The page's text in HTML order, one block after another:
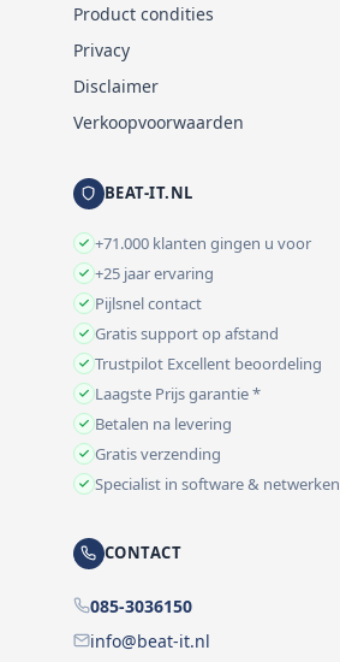
Product condities
Privacy
Disclaimer
Verkoopvoorwaarden
BEAT-IT.NL
+71.000 klanten gingen u voor
+25 jaar ervaring
Pijlsnel contact
Gratis support op afstand
Trustpilot Excellent beoordeling
Laagste Prijs garantie *
Betalen na levering
Gratis verzending
Specialist in software & netwerken
CONTACT
085-3036150
info@beat-it.nl